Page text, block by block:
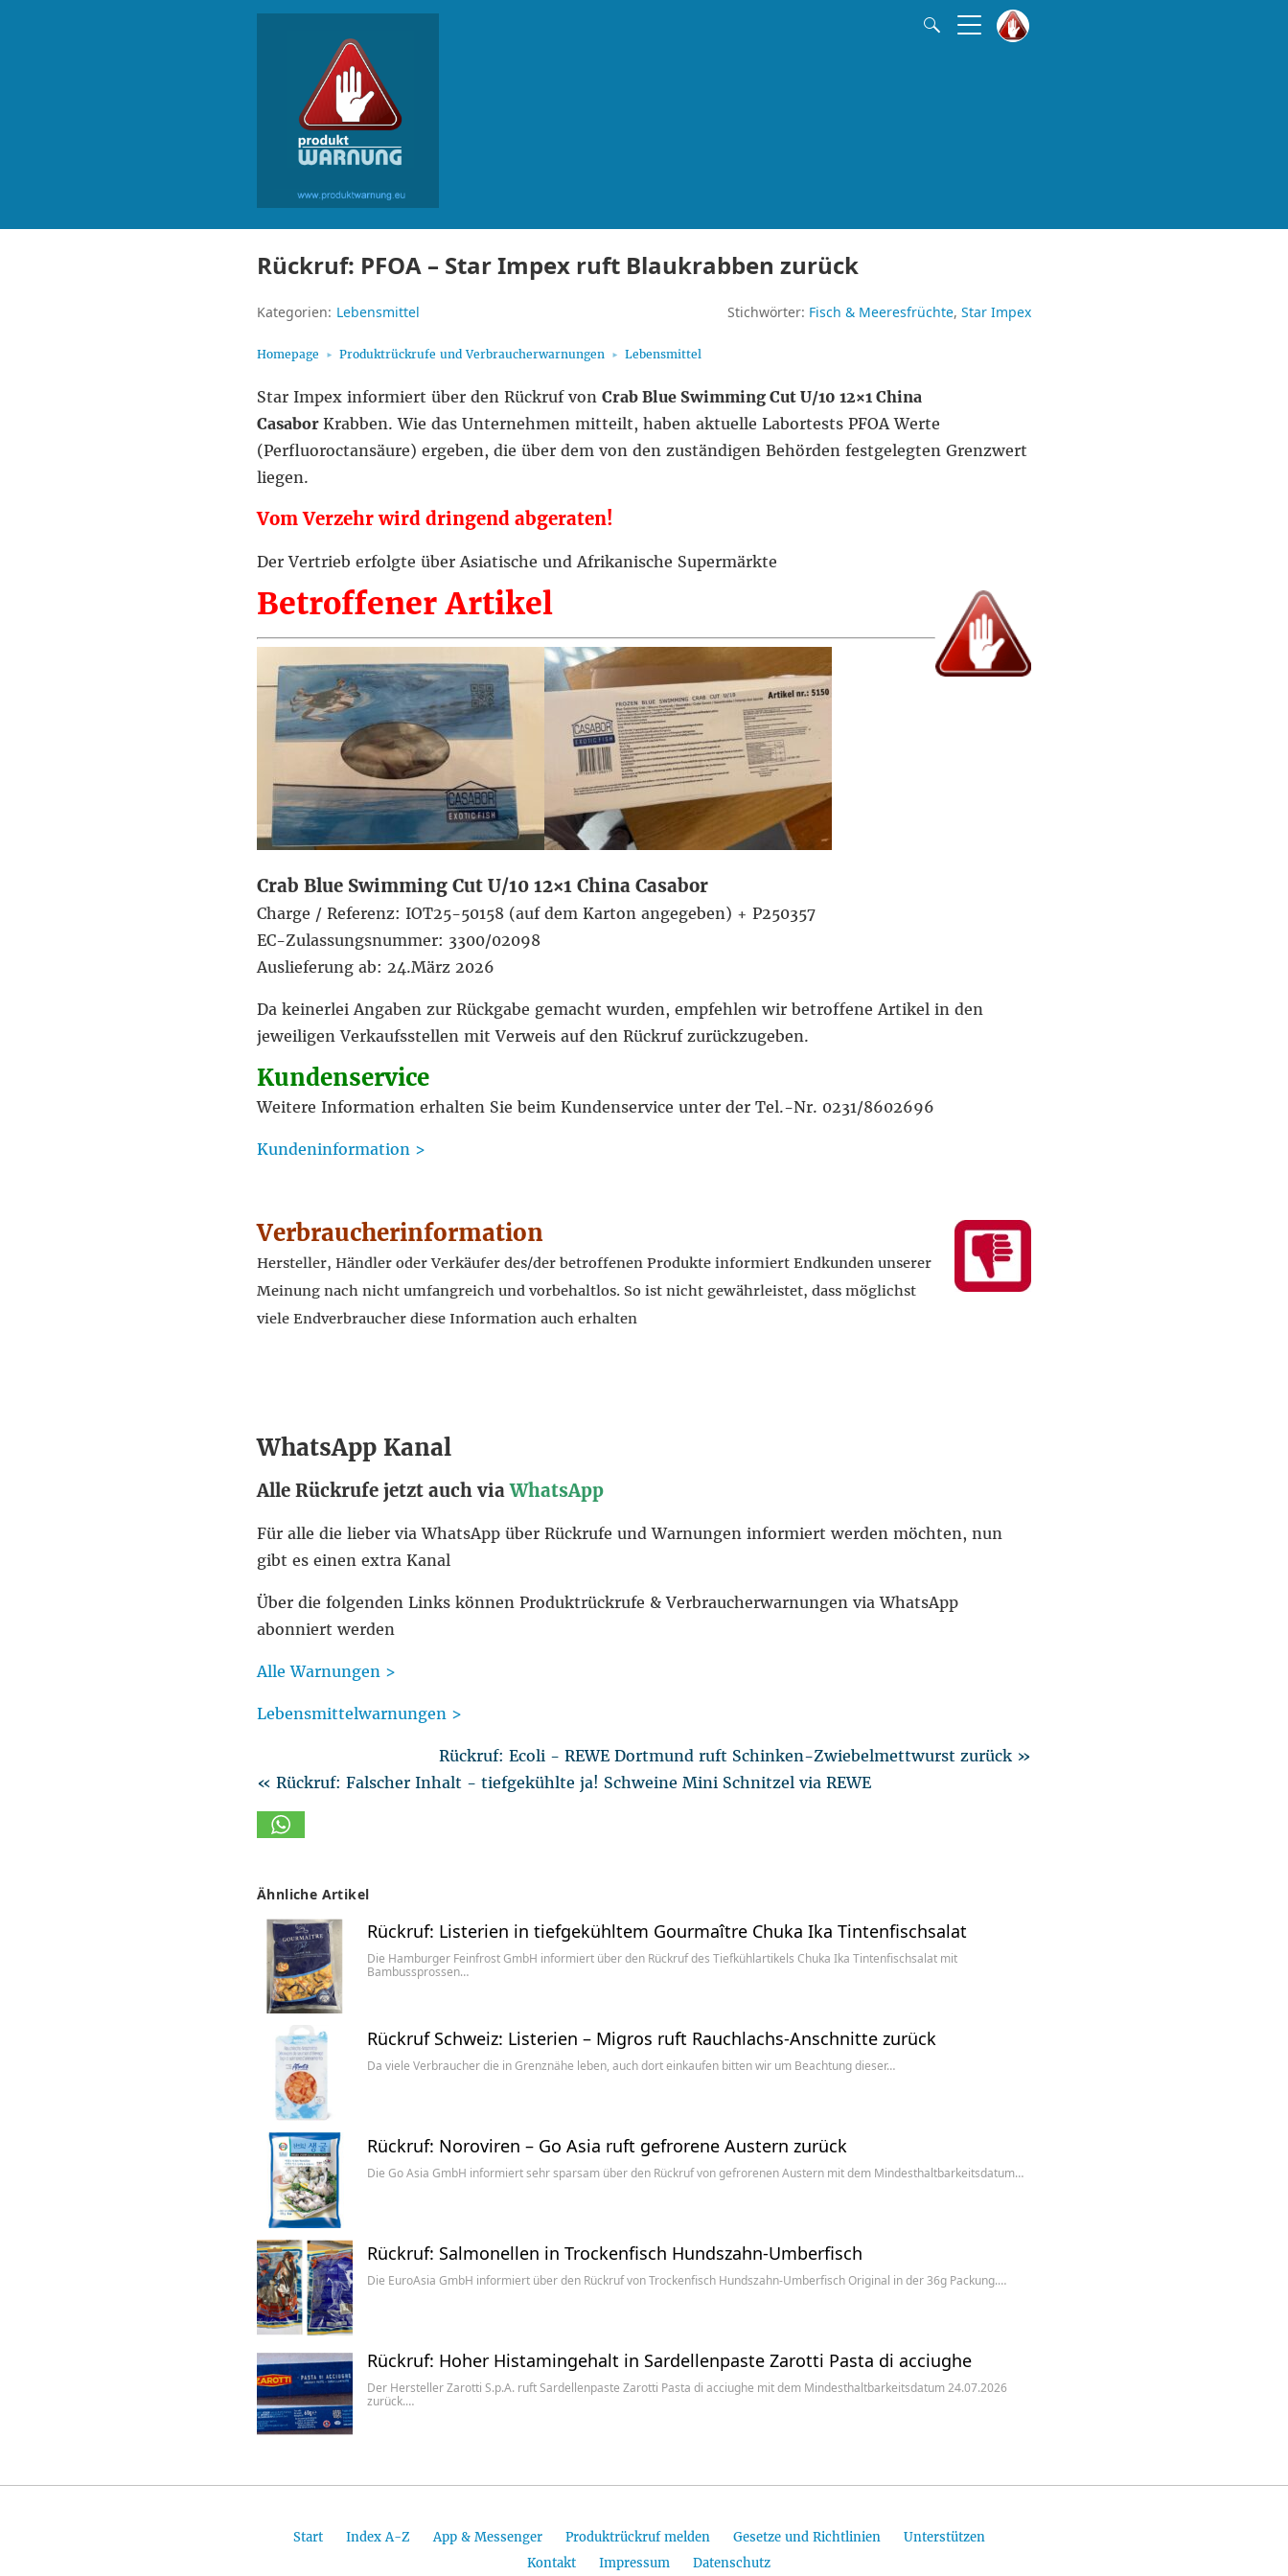
Rückruf: PFOA – Star Impex ruft Blaukrabben zurück
Kategorien: Lebensmittel Stichwörter: Fisch & Meeresfrüchte Star Impex
Homepage Produktrückrufe und Verbraucherwarnungen Lebensmittel
Star Impex informiert über den Rückruf von Crab Blue Swimming Cut U/10 12×1 China
Casabor Krabben. Wie das Unternehmen mitteilt, haben aktuelle Labortests PFOA Werte
(Perfluoroctansäure) ergeben, die über dem von den zuständigen Behörden festgelegten Grenzwert
liegen.
Vom Verzehr wird dringend abgeraten!
Der Vertrieb erfolgte über Asiatische und Afrikanische Supermärkte
Betroffener Artikel
Crab Blue Swimming Cut U/10 12×1 China Casabor
Charge / Referenz: IOT25-50158 (auf dem Karton angegeben) + P250357
EC-Zulassungsnummer: 3300/02098
Auslieferung ab: 24.März 2026
Da keinerlei Angaben zur Rückgabe gemacht wurden, empfehlen wir betroffene Artikel in den
jeweiligen Verkaufsstellen mit Verweis auf den Rückruf zurückzugeben.
Kundenservice
Weitere Information erhalten Sie beim Kundenservice unter der Tel.-Nr. 0231/8602696
Kundeninformation >
Verbraucherinformation
Hersteller, Händler oder Verkäufer des/der betroffenen Produkte informiert Endkunden unserer
Meinung nach nicht umfangreich und vorbehaltlos. So ist nicht gewährleistet, dass möglichst
viele Endverbraucher diese Information auch erhalten
WhatsApp Kanal
Alle Rückrufe jetzt auch viaWhatsApp
Für alle die lieber via WhatsApp über Rückrufe und Warnungen informiert werden möchten, nun
gibt es einen extra Kanal
Über die folgenden Links können Produktrückrufe & Verbraucherwarnungen via WhatsApp
abonniert werden
Alle Warnungen >
Lebensmittelwarnungen >
Rückruf: Ecoli - REWE Dortmund ruft Schinken-Zwiebelmettwurst zurück »
« Rückruf: Falscher Inhalt - tiefgekühlte ja! Schweine Mini Schnitzel via REWE
Ähnliche Artikel
Rückruf: Listerien in tiefgekühltem Gourmaître Chuka Ika Tintenfischsalat
Die Hamburger Feinfrost GmbH informiert über den Rückruf des Tiefkühlartikels Chuka Ika Tintenfischsalat mit
Bambussprossen…
Rückruf Schweiz: Listerien – Migros ruft Rauchlachs-Anschnitte zurück
Da viele Verbraucher die in Grenznähe leben, auch dort einkaufen bitten wir um Beachtung dieser…
Rückruf: Noroviren – Go Asia ruft gefrorene Austern zurück
Die Go Asia GmbH informiert sehr sparsam über den Rückruf von gefrorenen Austern mit dem Mindesthaltbarkeitsdatum…
Rückruf: Salmonellen in Trockenfisch Hundszahn-Umberfisch
Die EuroAsia GmbH informiert über den Rückruf von Trockenfisch Hundszahn-Umberfisch Original in der 36g Packung.…
Rückruf: Hoher Histamingehalt in Sardellenpaste Zarotti Pasta di acciughe
Der Hersteller Zarotti S.p.A. ruft Sardellenpaste Zarotti Pasta di acciughe mit dem Mindesthaltbarkeitsdatum 24.07.2026
zurück.…
Start Index A-Z App & Messenger Produktrückruf melden Gesetze und Richtlinien
Unterstützen
Kontakt
Impressum Datenschutz